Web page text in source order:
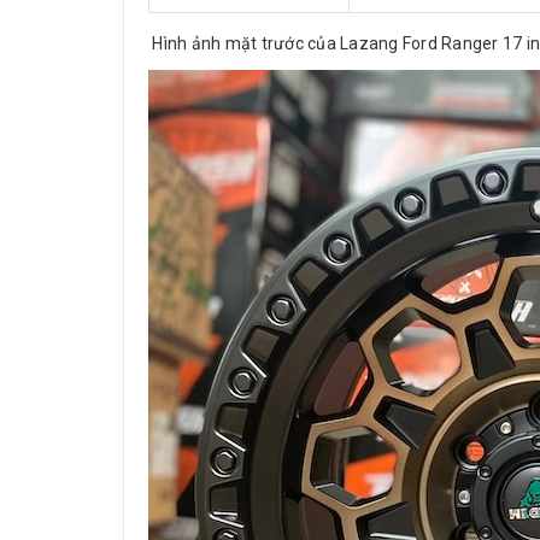
Hình ảnh mặt trước của Lazang Ford Ranger 17